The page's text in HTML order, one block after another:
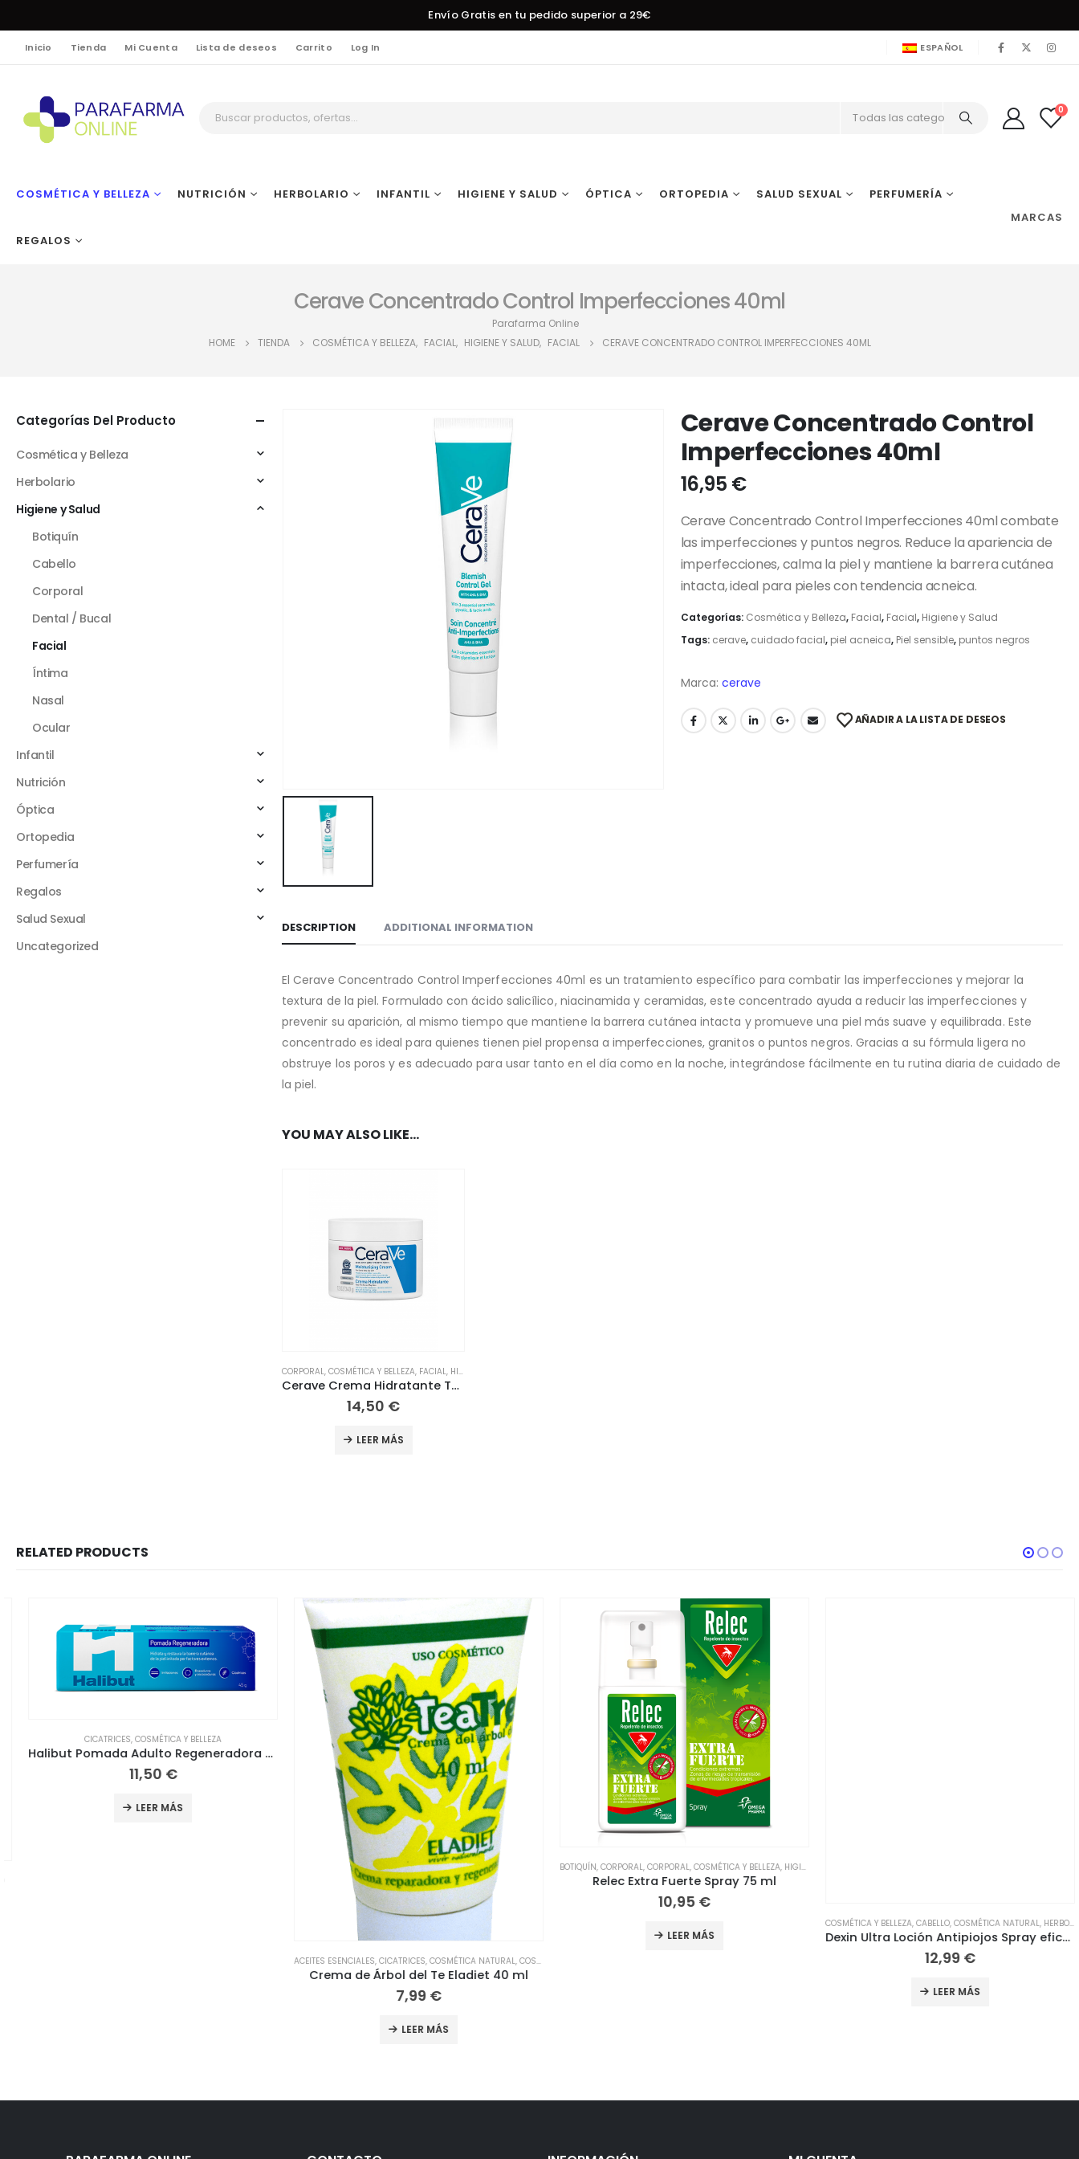
Envío Gratis en tu pedido superior a 29€
Inicio Tienda Mi Cuenta Lista de deseos Carrito Log In ESPAÑOL
Todas las categorías
0
COSMÉTICA Y BELLEZA NUTRICIÓN HERBOLARIO INFANTIL HIGIENE Y SALUD ÓPTICA ORTOPEDIA SALUD SEXUAL PERFUMERÍA
REGALOS
MARCAS
Cerave Concentrado Control Imperfecciones 40ml
Parafarma Online
HOME
TIENDA COSMÉTICA Y BELLEZA, FACIAL, HIGIENE Y SALUD, FACIAL CERAVE CONCENTRADO CONTROL IMPERFECCIONES 40ML
Cerave Concentrado Control
Imperfecciones 40ml
16,95 €
Cerave Concentrado Control Imperfecciones 40ml combate
las imperfecciones y puntos negros. Reduce la apariencia de
imperfecciones, calma la piel y mantiene la barrera cutánea
intacta, ideal para pieles con tendencia acneica.
Categorías: Cosmética y Belleza, Facial, Facial, Higiene y Salud
Tags: cerave, cuidado facial, piel acneica, Piel sensible, puntos negros
Marca: cerave
AÑADIR A LA LISTA DE DESEOS
DESCRIPTION ADDITIONAL INFORMATION
El Cerave Concentrado Control Imperfecciones 40ml es un tratamiento específico para combatir las imperfecciones y mejorar la
textura de la piel. Formulado con ácido salicílico, niacinamida y ceramidas, este concentrado ayuda a reducir las imperfecciones y
prevenir su aparición, al mismo tiempo que mantiene la barrera cutánea intacta y promueve una piel más suave y equilibrada. Este
concentrado es ideal para quienes tienen piel propensa a imperfecciones, granitos o puntos negros. Gracias a su fórmula ligera no
obstruye los poros y es adecuado para usar tanto en el día como en la noche, integrándose fácilmente en tu rutina diaria de cuidado de
la piel.
YOU MAY ALSO LIKE…
CORPORAL, COSMÉTICA Y BELLEZA, FACIAL, HIGIENE Y SALUD
Cerave Crema Hidratante Tarro 340g
14,50 €
LEER MÁS
Categorías Del Producto
Cosmética y Belleza
Herbolario
Higiene y Salud
Botiquín
Cabello
Corporal
Dental / Bucal
Facial
Íntima
Nasal
Ocular
Infantil
Nutrición
Óptica
Ortopedia
Perfumería
Regalos
Salud Sexual
Uncategorized
RELATED PRODUCTS
CICATRICES,COSMÉTICA Y BELLEZA
Halibut Pomada Adulto Regeneradora 45g
11,50€
LEER MÁS
ACEITES ESENCIALES,CICATRICES,COSMÉTICA NATURAL,COSMÉTICA Y BELLEZA
Crema de Árbol del Te Eladiet 40 ml
7,99€
LEER MÁS
BOTIQUÍN,CORPORAL,CORPORAL,COSMÉTICA Y BELLEZA,HIGIENE Y SALUD
Relec Extra Fuerte Spray 75 ml
10,95€
LEER MÁS
COSMÉTICA Y BELLEZA,CABELLO,COSMÉTICA NATURAL,HERBOLARIO
Dexin Ultra Loción Antipiojos Spray eficaz en 3 minutos Sin Pesticidas Sin Insecticidas 100+20 ML
12,99€
LEER MÁS